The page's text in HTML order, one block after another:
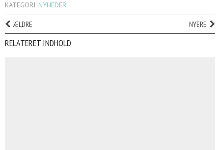
KATEGORI: NYHEDER
ÆLDRE NYERE
RELATERET INDHOLD